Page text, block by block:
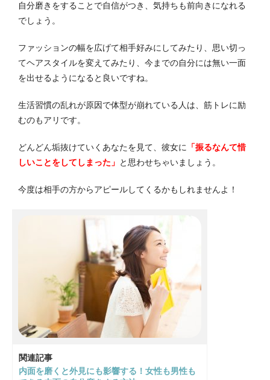
自分磨きをすることで自信がつき、気持ちも前向きになれる
でしょう。
ファッションの幅を広げて相手好みにしてみたり、思い切っ
てヘアスタイルを変えてみたり、今までの自分には無い一面
を出せるようになると良いですね。
生活習慣の乱れが原因で体型が崩れている人は、筋トレに励
むのもアリです。
どんどん垢抜けていくあなたを見て、彼女に 「振るなんて惜
しいことをしてしまった」 と思わせちゃいましょう。
今度は相手の方からアピールしてくるかもしれませんよ！
関連記事
内面を磨くと外見にも影響する！女性も男性も